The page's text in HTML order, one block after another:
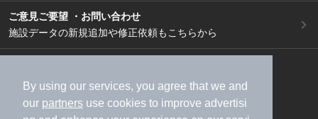
By using our services, you agree that we and
our partners use cookies to improve advertisi
ご意見ご要望 ・お問い合わせ
施設データの新規追加や修正依頼もこちらから
加盟店募集（資料請求）
広告出稿のご案内
利用規約
ライフスタイルMEMBERS+規約